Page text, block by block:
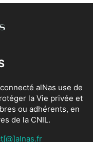
alNas use de
la Vie privée et
ou adhérents, en
de la CNIL.